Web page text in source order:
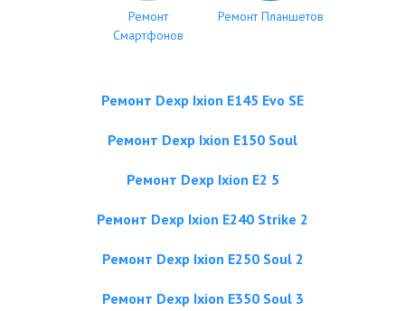
Ремонт
Смартфонов
Ремонт Планшетов
Ремонт Dexp Ixion E145 Evo SE
Ремонт Dexp Ixion E150 Soul
Ремонт Dexp Ixion E2 5
Ремонт Dexp Ixion E240 Strike 2
Ремонт Dexp Ixion E250 Soul 2
Ремонт Dexp Ixion E350 Soul 3